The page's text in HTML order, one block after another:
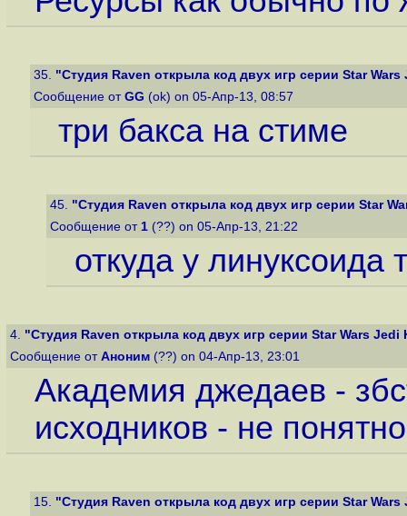
35. "Студия Raven открыла код двух игр серии Star
Сообщение от GG (ok) on 05-Апр-13, 08:57
три бакса на стиме
45. "Студия Raven открыла код двух игр серии Star
Сообщение от 1 (??) on 05-Апр-13, 21:22
откуда у линуксоида
4. "Студия Raven открыла код двух игр серии Star Wars Jedi
Сообщение от Аноним (??) on 04-Апр-13, 23:01
Академия джедаев -
исходников - не
15. "Студия Raven открыла код двух игр серии Star